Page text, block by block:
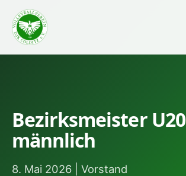
Bezirksmeister U20
männlich
8. Mai 2026 | Vorstand